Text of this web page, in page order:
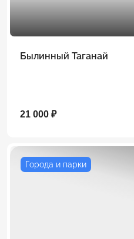
Былинный Таганай
21 000 ₽
Города и парки